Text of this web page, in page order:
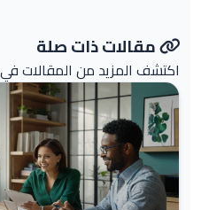
مقالات ذات صلة
اكتشف المزيد من المقالات في